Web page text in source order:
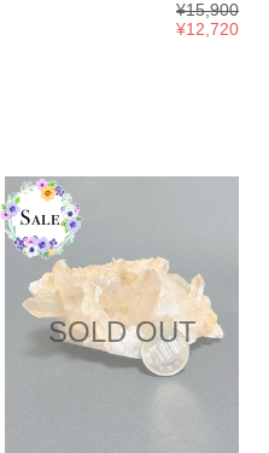
¥15,900
¥12,720
SOLD OUT